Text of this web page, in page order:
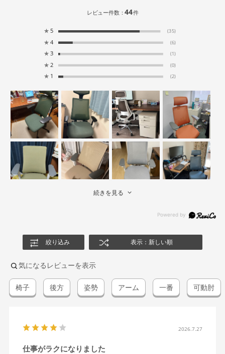
レビュー件数：44件
★ 5 (35)
★ 4 (6)
★ 3 (1)
★ 2 (0)
★ 1 (2)
続きを見る
絞り込み 表示：新しい順
気になるレビューを表示
椅子 後方 姿勢 アーム 一番 可動肘
2026.7.27
仕事がラクになりました